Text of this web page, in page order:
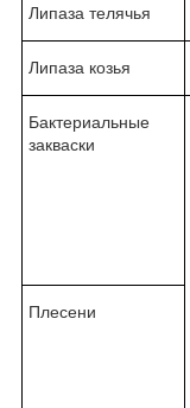
Липаза телячья
Липаза козья
Бактериальные
закваски
Плесени